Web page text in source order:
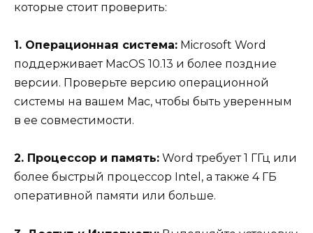
которые стоит проверить:
1. Операционная система: Microsoft Word
поддерживает MacOS 10.13 и более поздние
версии. Проверьте версию операционной
системы на вашем Mac, чтобы быть уверенным
в ее совместимости.
2. Процессор и память: Word требует 1 ГГц или
более быстрый процессор Intel, а также 4 ГБ
оперативной памяти или больше.